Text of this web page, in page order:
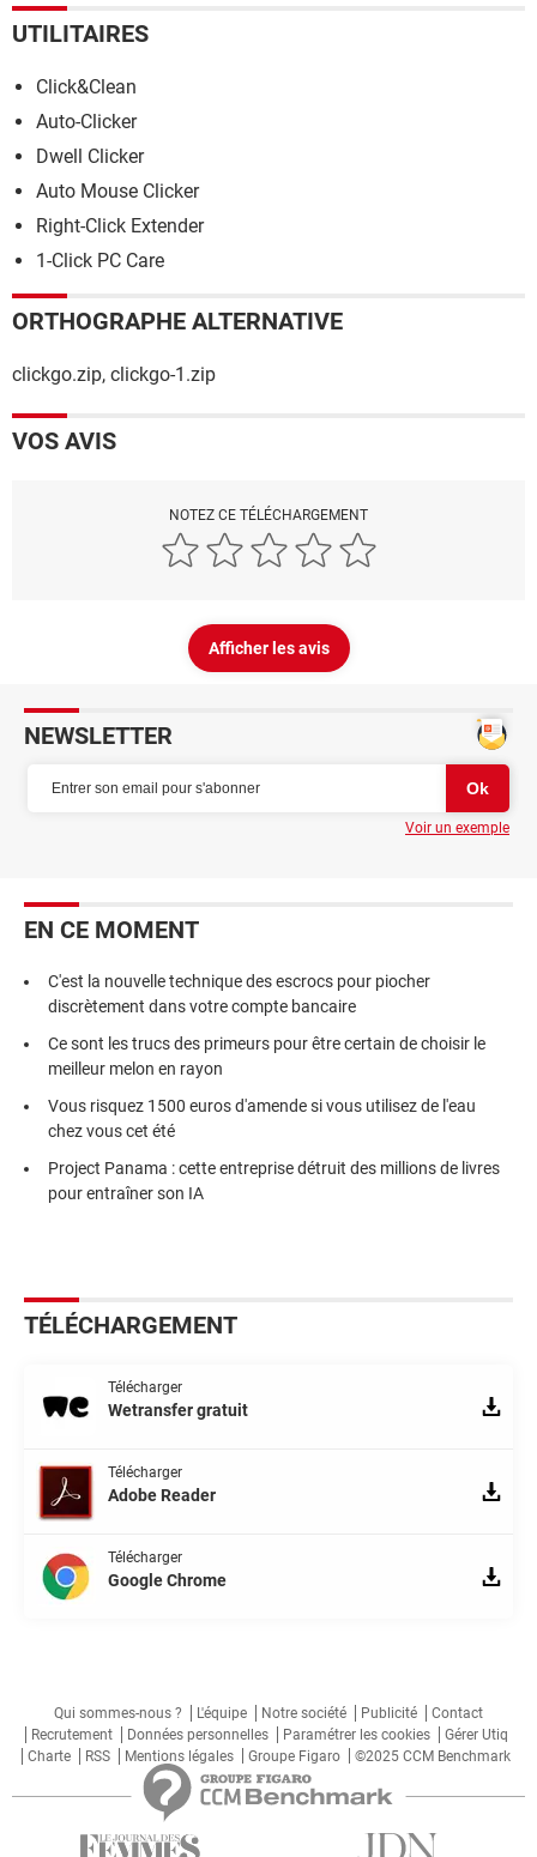
UTILITAIRES
Click&Clean
Auto-Clicker
Dwell Clicker
Auto Mouse Clicker
Right-Click Extender
1-Click PC Care
ORTHOGRAPHE ALTERNATIVE
clickgo.zip, clickgo-1.zip
VOS AVIS
NOTEZ CE TÉLÉCHARGEMENT
Afficher les avis
NEWSLETTER
Voir un exemple
EN CE MOMENT
C'est la nouvelle technique des escrocs pour piocher
discrètement dans votre compte bancaire
Ce sont les trucs des primeurs pour être certain de choisir le
meilleur melon en rayon
Vous risquez 1500 euros d'amende si vous utilisez de l'eau
chez vous cet été
Project Panama : cette entreprise détruit des millions de livres
pour entraîner son IA
TÉLÉCHARGEMENT
Télécharger
Wetransfer gratuit
Télécharger
Adobe Reader
Télécharger
Google Chrome
Qui sommes-nous ? L'équipe Notre société Publicité
Contact
Recrutement
Données personnelles Paramétrer les cookies
Gérer Utiq
Charte
RSS Mentions légales Groupe Figaro ©2025 CCM Benchmark